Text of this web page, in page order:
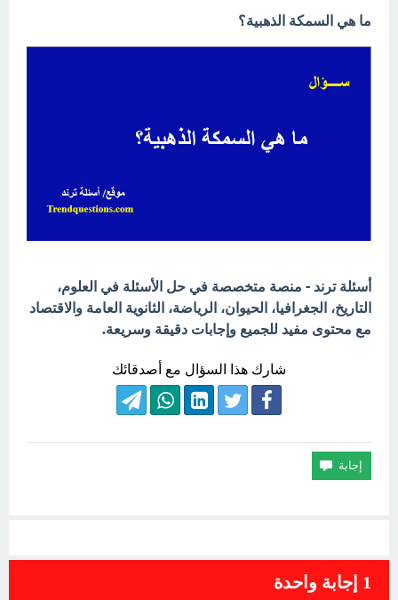
ما هي السمكة الذهبية؟
أسئلة ترند - منصة متخصصة في حل الأسئلة في العلوم،
التاريخ، الجغرافيا، الحيوان، الرياضة، الثانوية العامة والاقتصاد
مع محتوى مفيد للجميع وإجابات دقيقة وسريعة.
شارك هذا السؤال مع أصدقائك
1 إجابة واحدة